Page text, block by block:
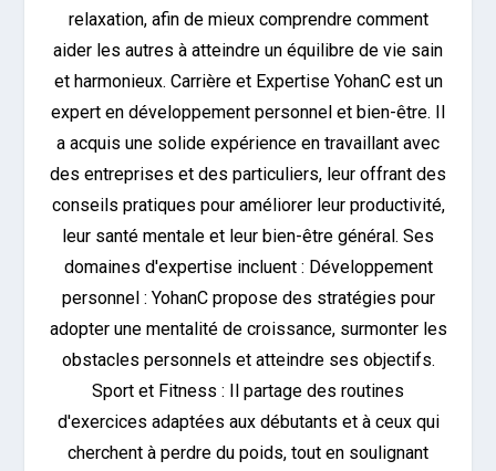
relaxation, afin de mieux comprendre comment
aider les autres à atteindre un équilibre de vie sain
et harmonieux. Carrière et Expertise YohanC est un
expert en développement personnel et bien-être. Il
a acquis une solide expérience en travaillant avec
des entreprises et des particuliers, leur offrant des
conseils pratiques pour améliorer leur productivité,
leur santé mentale et leur bien-être général. Ses
domaines d'expertise incluent : Développement
personnel : YohanC propose des stratégies pour
adopter une mentalité de croissance, surmonter les
obstacles personnels et atteindre ses objectifs.
Sport et Fitness : Il partage des routines
d'exercices adaptées aux débutants et à ceux qui
cherchent à perdre du poids, tout en soulignant